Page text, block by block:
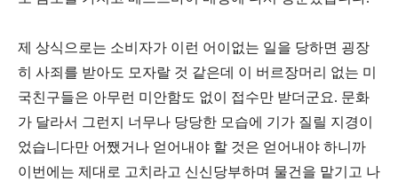
제 상식으로는 소비자가 이런 어이없는 일을 당하면 굉장
히 사죄를 받아도 모자랄 것 같은데 이 버르장머리 없는 미
국친구들은 아무런 미안함도 없이 접수만 받더군요. 문화
가 달라서 그런지 너무나 당당한 모습에 기가 질릴 지경이
었습니다만 어쨌거나 얻어내야 할 것은 얻어내야 하니까
이번에는 제대로 고치라고 신신당부하며 물건을 맡기고 나